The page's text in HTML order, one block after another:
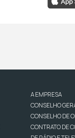
A EMPRESA
CONSELHO
CONSELHO DE
CONTRATO DE